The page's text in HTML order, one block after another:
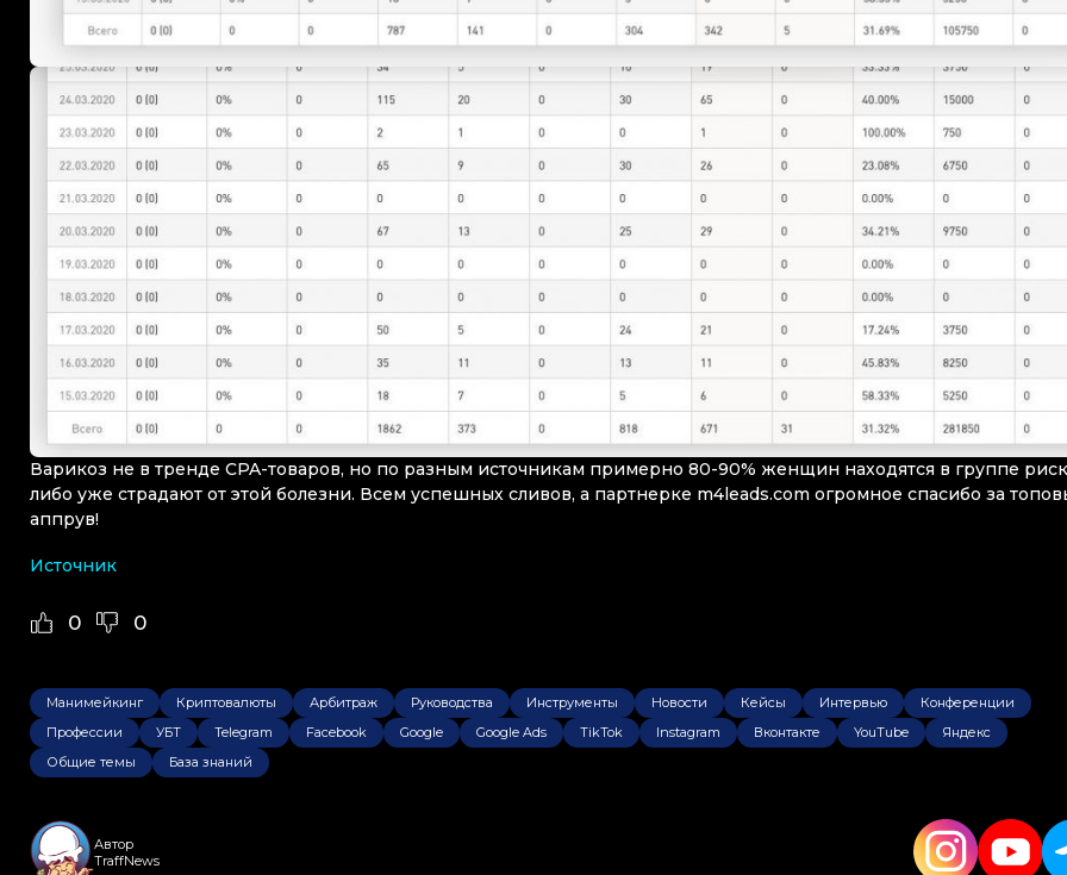
Варикоз не в тренде CPA-товаров, но по разным источникам примерно 80-90% женщин находятся в группе
либо уже страдают от этой болезни. Всем успешных сливов, а партнерке m4leads.com огромное спасибо за
аппрув!
Источник
0 0
Манимейкинг Криптовалюты Арбитраж Руководства Инструменты Новости Кейсы Интервью
Конференции
Профессии
УБТ Telegram Facebook Google Google Ads TikTok Instagram Вконтакте YouTube
Яндекс
Общие темы
База знаний
Автор
TraffNews